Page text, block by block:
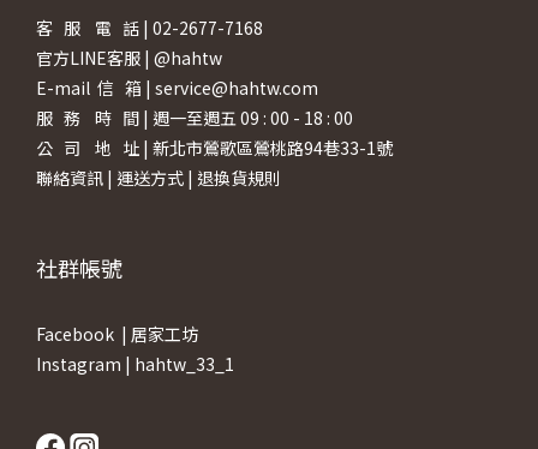
客 服 電 話 | 02-2677-7168
官方LINE客服 | @hahtw
E-mail 信 箱 | service@hahtw.com
服 務 時 間 | 週一至週五 09 : 00 - 18 : 00
公 司 地 址 | 新北市鶯歌區鶯桃路94巷33-1號
聯絡資訊 | 運送方式 | 退換貨規則
社群帳號
Facebook | 居家工坊
Instagram | hahtw_33_1